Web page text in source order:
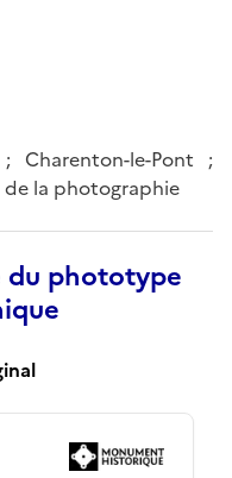
Charenton-le-Pont ;
la photographie
du phototype